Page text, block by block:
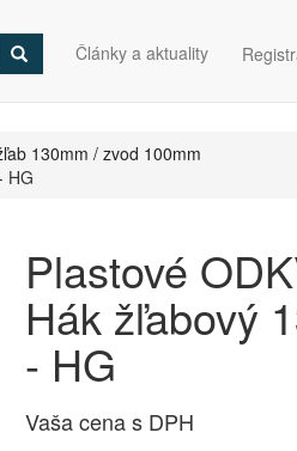
Články a aktuality
130mm / zvod 100mm
HG
Plastové
Hák žľabový
- HG
Vaša cena s DPH